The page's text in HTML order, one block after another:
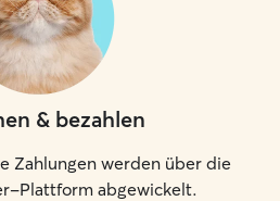
& bezahlen
Zahlungen werden über die
Plattform abgewickelt.